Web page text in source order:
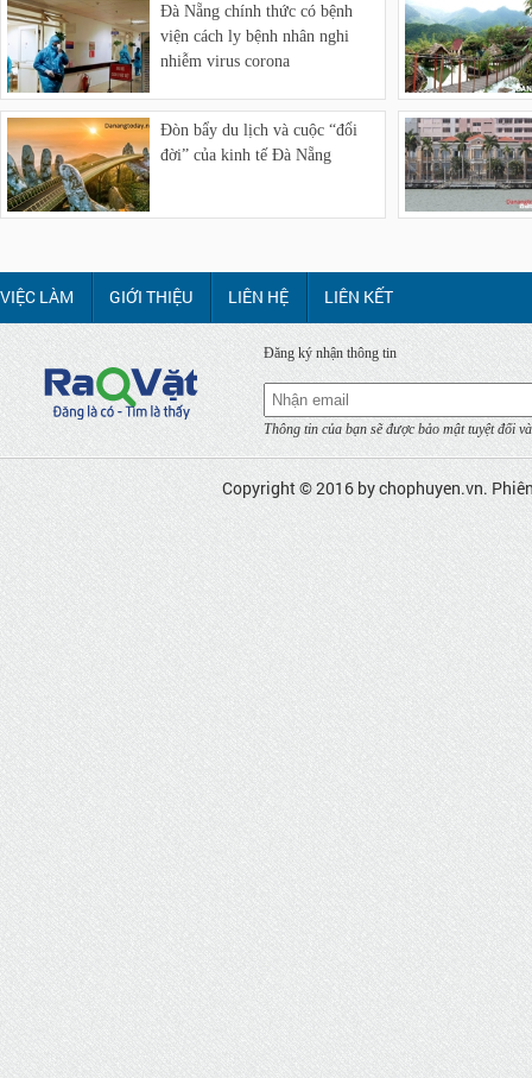
Đà Nẵng chính thức có bệnh
viện cách ly bệnh nhân nghi
nhiễm virus corona
Đòn bẩy du lịch và cuộc “đổi
đời” của kinh tế Đà Nẵng
VIỆC LÀM GIỚI THIỆU LIÊN HỆ LIÊN KẾT
Đăng ký nhận thông tin
Thông tin của bạn sẽ được bảo mật tuyệt đối
Copyright © 2016 bychophuyen.vn.